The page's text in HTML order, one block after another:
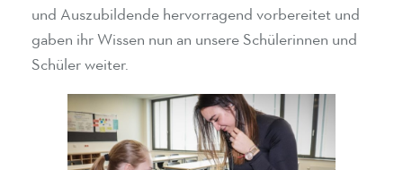
und Auszubildende hervorragend vorbereitet und
gaben ihr Wissen nun an unsere Schülerinnen und
Schüler weiter.